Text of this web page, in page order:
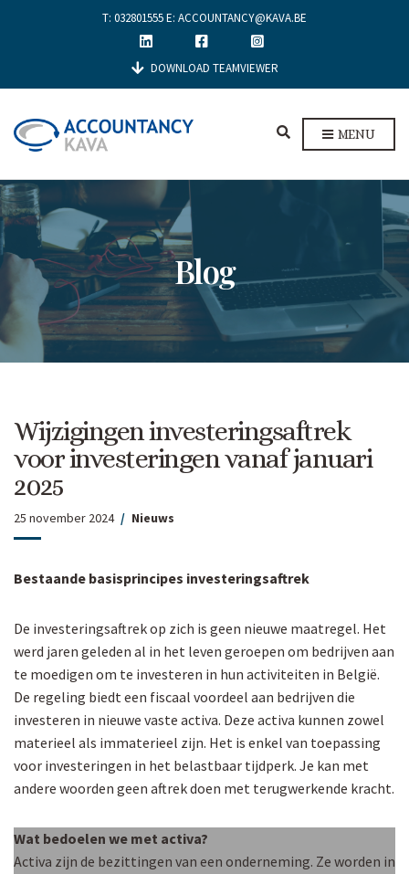
T: 032801555E: ACCOUNTANCY@KAVA.BE
DOWNLOAD TEAMVIEWER
E
A
A
C
H
F
MENU
Blog
Wijzigingen investeringsaftrek
voor investeringen vanaf januari
2025
25 november 2024 Nieuws
Bestaande basisprincipes investeringsaftrek
De investeringsaftrek op zich is geen nieuwe maatregel. Het
werd jaren geleden al in het leven geroepen om bedrijven aan
te moedigen om te investeren in hun activiteiten in België.
De regeling biedt een fiscaal voordeel aan bedrijven die
investeren in nieuwe vaste activa. Deze activa kunnen zowel
materieel als immaterieel zijn. Het is enkel van toepassing
voor investeringen in het belastbaar tijdperk. Je kan met
andere woorden geen aftrek doen met terugwerkende kracht.
Wat bedoelen we met activa?
Activa zijn de bezittingen van een onderneming. Ze worden in